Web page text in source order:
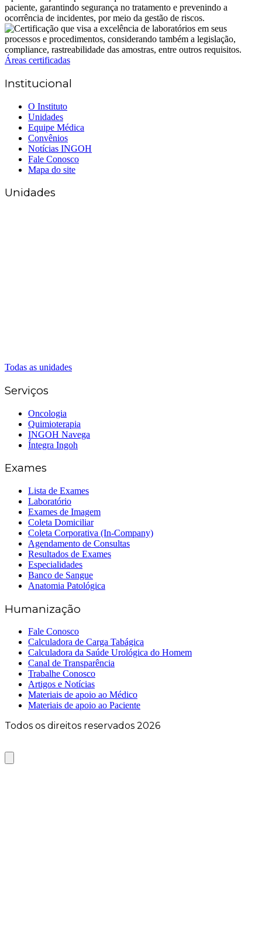
Áreas certificadas
Institucional
O Instituto
Unidades
Equipe Médica
Convênios
Notícias INGOH
Fale Conosco
Mapa do site
Unidades
Todas as unidades
Serviços
Oncologia
Quimioterapia
INGOH Navega
Íntegra Ingoh
Exames
Lista de Exames
Laboratório
Exames de Imagem
Coleta Domiciliar
Coleta Corporativa (In-Company)
Agendamento de Consultas
Resultados de Exames
Especialidades
Banco de Sangue
Anatomia Patológica
Humanização
Fale Conosco
Calculadora de Carga Tabágica
Calculadora da Saúde Urológica do Homem
Canal de Transparência
Trabalhe Conosco
Artigos e Notícias
Materiais de apoio ao Médico
Materiais de apoio ao Paciente
Todos os direitos reservados 2026